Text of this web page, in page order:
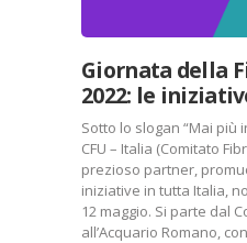
Giornata della
2022: le
Sotto lo slogan “Mai più
CFU – Italia (Comitato
prezioso partner,
iniziative in tutta Italia,
12 maggio. Si parte dal
all’Acquario Romano,